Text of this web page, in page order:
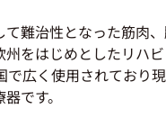
難治性となった筋肉
州をはじめとしたリハ
で広く使用されており
です。